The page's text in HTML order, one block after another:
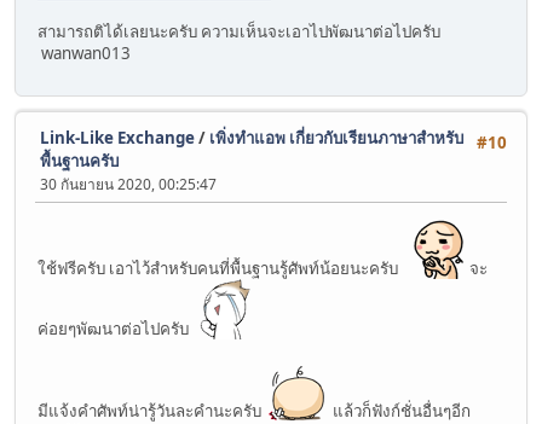
สามารถติได้เลยนะครับ ความเห็นจะเอาไปพัฒนาต่อไปครับ
wanwan013
#10
Link-Like Exchange/ เพิ่งทำแอพ เกี่ยวกับเรียนภาษาสำหรับ
พื้นฐานครับ
30 กันยายน 2020, 00:25:47
ใช้ฟรีครับ เอาไว้สำหรับคนที่พื้นฐานรู้ศัพท์น้อยนะครับ จะ
ค่อยๆพัฒนาต่อไปครับ
มีแจ้งคำศัพท์น่ารู้วันละคำนะครับ แล้วก็ฟังก์ชั่นอื่นๆอีก